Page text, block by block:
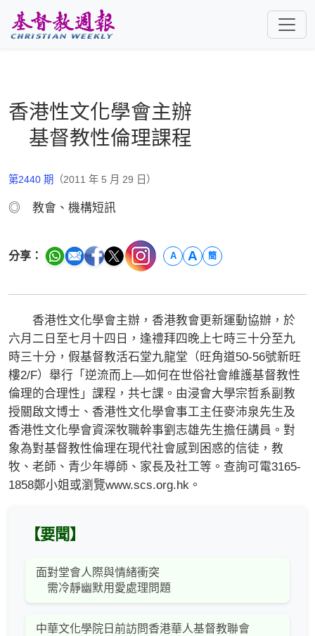
香港性文化學會主辦
基督教性倫理課程
第2440 期 （2011 年 5 月 29 日）
◎ 教會、機構短訊
分享： A A 簡
香港性文化學會主辦，香港教會更新運動協辦，於
六月二日至七月十四日，逢禮拜四晚上七時三十分至九
時三十分，假基督教活石堂九龍堂（旺角道50-56號新旺
樓2/F）舉行「逆流而上—如何在世俗社會維護基督教性
倫理的合理性」課程，共七課。由浸會大學宗哲系副教
授關啟文博士、香港性文化學會事工主任麥沛泉先生及
香港性文化學會資深牧職幹事劉志雄先生擔任講員。對
象為對基督教性倫理在現代社會感到困惑的信徒，教
牧、老師、青少年導師、家長及社工等。查詢可電3165-
1858鄭小姐或瀏覽www.scs.org.hk。
【要聞】
面對堂會人際與情緒衝突
需冷靜幽默用愛處理問題
中華文化學院日前訪問香港華人基督教聯會